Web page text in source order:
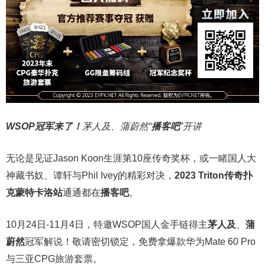
WSOP冠军来了！ 茅人及、蒲蔚然“播客吧”开讲
无论是见证Jason Koon生涯第10座传奇奖杯，或一睹国人大
神藏书奴、谭轩与Phil Ivey的精彩对决， 2023 Triton传奇扑
克蒙特卡洛站通通都在播客吧。
10月24日-11月4日，特邀WSOP国人金手链得主茅人及
蒲
蔚然冠军解说！敬请密切锁定，免费拿爆款华为Mate 60 Pro
与三亚CPG旅游套票。